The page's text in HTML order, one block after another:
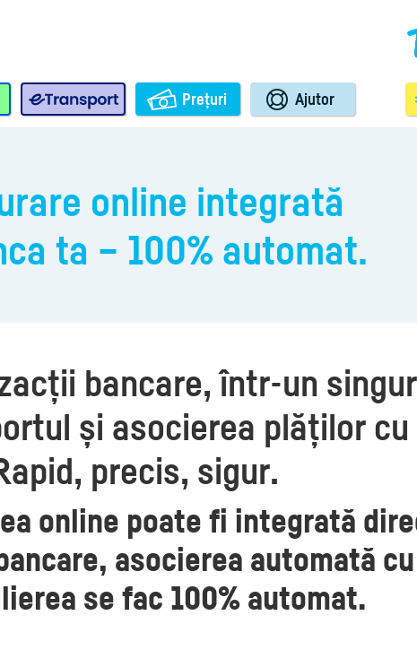
e-Transport Prețuri Ajutor
online integrată
ta – 100% automat.
bancare, într-un
și asocierea plăților
precis, sigur.
online poate fi integrată
asocierea automată
se fac 100% automat.